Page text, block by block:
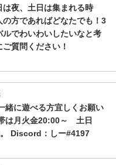
は夜、土日は集まれる時
方であればどなたでも！3
ルでわいわいしたいなと考
質問ください！
緒に遊べる方宜しくお願い
は月火金20:00～ 土日
Discord：しー#4197